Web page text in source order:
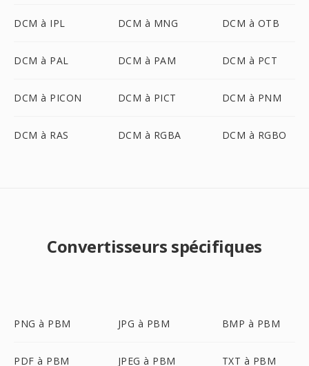
DCM à IPL DCM à MNG DCM à OTB
DCM à PAL DCM à PAM DCM à PCT
DCM à PICON DCM à PICT DCM à PNM
DCM à RAS DCM à RGBA DCM à RGBO
Convertisseurs spécifiques
PNG à PBM JPG à PBM BMP à PBM
PDF à PBM JPEG à PBM TXT à PBM